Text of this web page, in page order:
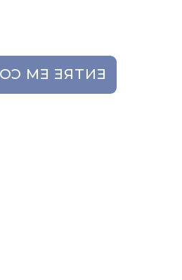
CONTATO